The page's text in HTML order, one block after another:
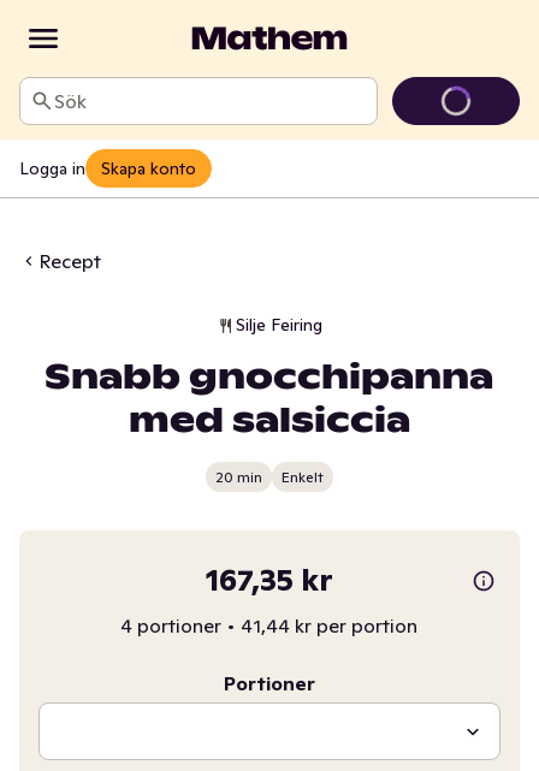
Sök
Logga in Skapa konto
Recept
Silje Feiring
Snabb gnocchipanna
med salsiccia
20 min Enkelt
167,35 kr
4 portioner • 41,44 kr per portion
Portioner